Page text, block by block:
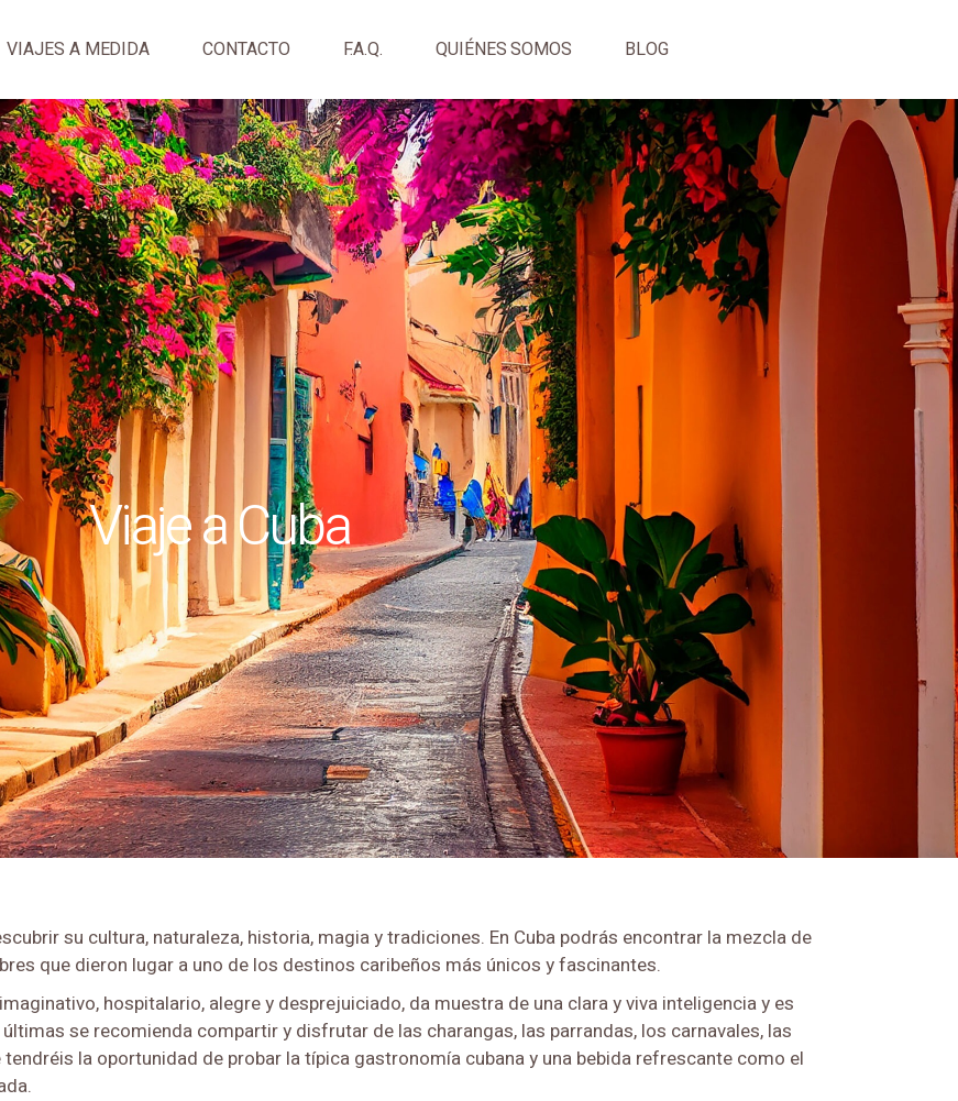
VIAJES A MEDIDA CONTACTO F.A.Q. QUIÉNES SOMOS BLOG
Viaje a Cuba
su cultura, naturaleza, historia, magia y tradiciones. En Cuba podrás encontrar la mezcla de
que dieron lugar a uno de los destinos caribeños más únicos y fascinantes.
hospitalario, alegre y desprejuiciado, da muestra de una clara y viva inteligencia y es
se recomienda compartir y disfrutar de las charangas, las parrandas, los carnavales, las
la oportunidad de probar la típica gastronomía cubana y una bebida refrescante como el